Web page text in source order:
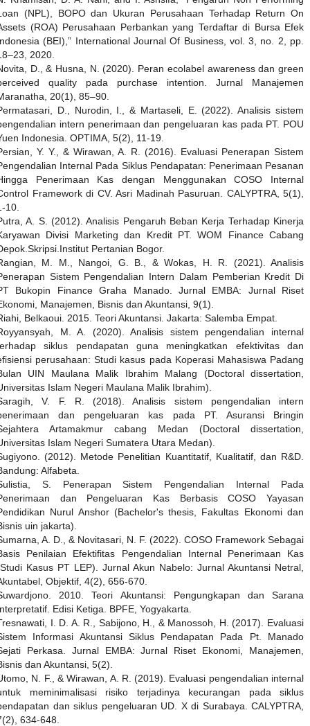
(NPL), BOPO dan Ukuran Perusahaan Terhadap Return On
(ROA) Perusahaan Perbankan yang Terdaftar di Bursa Efek
(BEI),” International Journal Of Business, vol. 3, no. 2, pp.
2020.
D., & Husna, N. (2020). Peran ecolabel awareness dan green
quality pada purchase intention. Jurnal Manajemen
20(1), 85–90.
D., Nurodin, I., & Martaseli, E. (2022). Analisis sistem
intern penerimaan dan pengeluaran kas pada PT. POU
Indonesia. OPTIMA, 5(2), 11-19.
Y. Y., & Wirawan, A. R. (2016). Evaluasi Penerapan Sistem
Internal Pada Siklus Pendapatan: Penerimaan Pesanan
Penerimaan Kas dengan Menggunakan COSO Internal
Framework di CV. Asri Madinah Pasuruan. CALYPTRA, 5(1),
10.
A. S. (2012). Analisis Pengaruh Beban Kerja Terhadap Kinerja
Divisi Marketing dan Kredit PT. WOM Finance Cabang
Pertanian Bogor.
M. M., Nangoi, G. B., & Wokas, H. R. (2021). Analisis
Sistem Pengendalian Intern Dalam Pemberian Kredit Di
Bukopin Finance Graha Manado. Jurnal EMBA: Jurnal Riset
Manajemen, Bisnis dan Akuntansi, 9(1).
Belkaoui. 2015. Teori Akuntansi. Jakarta: Salemba Empat.
M. A. (2020). Analisis sistem pengendalian internal
siklus pendapatan guna meningkatkan efektivitas dan
perusahaan: Studi kasus pada Koperasi Mahasiswa Padang
UIN Maulana Malik Ibrahim Malang (Doctoral dissertation,
Islam Negeri Maulana Malik Ibrahim).
V. F. R. (2018). Analisis sistem pengendalian intern
dan pengeluaran kas pada PT. Asuransi Bringin
Artamakmur cabang Medan (Doctoral dissertation,
Islam Negeri Sumatera Utara Medan).
(2012). Metode Penelitian Kuantitatif, Kualitatif, dan R&D.
Alfabeta.
S. Penerapan Sistem Pengendalian Internal Pada
dan Pengeluaran Kas Berbasis COSO Yayasan
Nurul Anshor (Bachelor's thesis, Fakultas Ekonomi dan
uin jakarta).
A. D., & Novitasari, N. F. (2022). COSO Framework Sebagai
Penilaian Efektifitas Pengendalian Internal Penerimaan Kas
Kasus PT LEP). Jurnal Akun Nabelo: Jurnal Akuntansi Netral,
Objektif, 4(2), 656-670.
2010. Teori Akuntansi: Pengungkapan dan Sarana
Edisi Ketiga. BPFE, Yogyakarta.
I. D. A. R., Sabijono, H., & Manossoh, H. (2017). Evaluasi
Informasi Akuntansi Siklus Pendapatan Pada Pt. Manado
Perkasa. Jurnal EMBA: Jurnal Riset Ekonomi, Manajemen,
dan Akuntansi, 5(2).
N. F., & Wirawan, A. R. (2019). Evaluasi pengendalian internal
meminimalisasi risiko terjadinya kecurangan pada siklus
dan siklus pengeluaran UD. X di Surabaya. CALYPTRA,
634-648.